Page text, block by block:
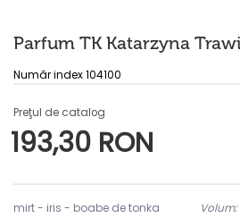
Parfum TK Katarzyna
Număr index 104100
Preţul de catalog
193,30 RON
mirt - iris - boabe de tonka